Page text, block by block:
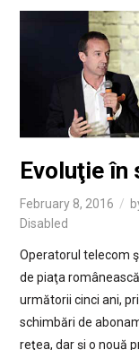
Evoluţie în
February 8, 2016
Disabled
Operatorul telecom
de piaţa
următorii cinci ani,
schimbări de
reţea, dar și o nouă